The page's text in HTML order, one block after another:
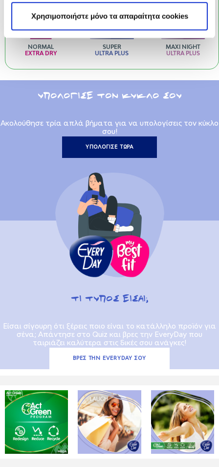
Χρησιμοποιήστε μόνο τα απαραίτητα cookies
NORMAL
EXTRA DRY
SUPER
ULTRA PLUS
MAXI NIGHT
ULTRA PLUS
TΙ ΤΥΠΟΣ ΕΙΣΑΙ;
Είσαι σίγουρη ότι ξέρεις ποιο είναι το κατάλληλο προϊόν για
σένα; Απάντησε στο Quiz και βρες την EveryDay που
ταιριάζει καλύτερα στις δικές σου ανάγκες!
ΒΡΕΣ ΤΗΝ EVERYDAY ΣΟΥ
ΥΠΟΛΟΓΙΣΕ ΤΟΝ ΚΥΚΛΟ ΣΟΥ
Ακολούθησε τρία απλά βήματα για να υπολογίσεις τον κύκλο
σου!
ΥΠΟΛΟΓΙΣΕ ΤΩΡΑ